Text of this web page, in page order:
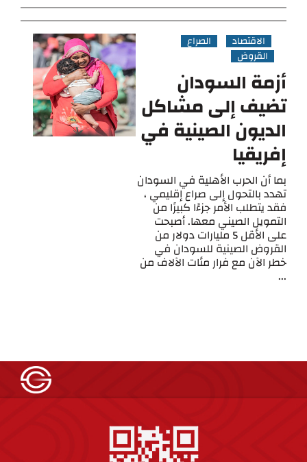
الاقتصاد
الصراع
القروض
أزمة السودان
تضيف إلى مشاكل
الديون الصينية في
إفريقيا
بما أن الحرب الأهلية في السودان
تهدد بالتحول إلى صراع إقليمي ،
فقد يتطلب الأمر جزءًا كبيرًا من
التمويل الصيني معها. أصبحت
على الأقل 5 مليارات دولار من
القروض الصينية للسودان في
خطر الآن مع فرار مئات الآلاف من
...